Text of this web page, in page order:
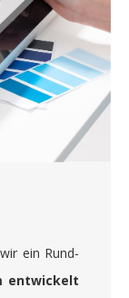
ein Rund-
entwickelt